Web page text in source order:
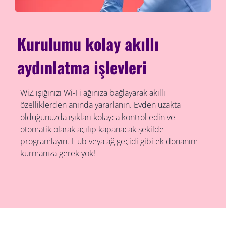
Kurulumu kolay akıllı
aydınlatma işlevleri
WiZ ışığınızı Wi-Fi ağınıza bağlayarak akıllı
özelliklerden anında yararlanın. Evden uzakta
olduğunuzda ışıkları kolayca kontrol edin ve
otomatik olarak açılıp kapanacak şekilde
programlayın. Hub veya ağ geçidi gibi ek donanım
kurmanıza gerek yok!